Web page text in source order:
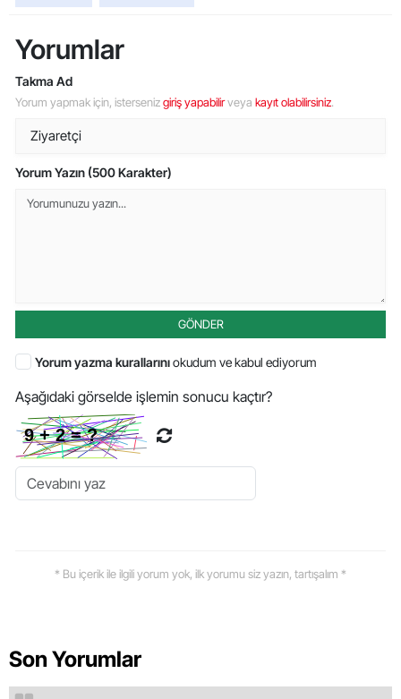
Yorumlar
Takma Ad
Yorum yapmak için, istersenizgiriş yapabilirveya kayıt olabilirsiniz.
Yorum Yazın (500 Karakter)
GÖNDER
Yorum yazma kurallarınıokudum ve kabul ediyorum
Aşağıdaki görselde işlemin sonucu kaçtır?
* Bu içerik ile ilgili yorum yok, ilk yorumu siz yazın, tartışalım *
Son Yorumlar